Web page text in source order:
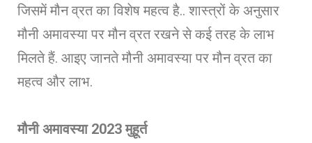
जिसमें मौन व्रत का विशेष महत्व है.. शास्त्रों के अनुसार
मौनी अमावस्या पर मौन व्रत रखने से कई तरह के लाभ
मिलते हैं. आइए जानते मौनी अमावस्या पर मौन व्रत का
महत्व और लाभ.
मौनी अमावस्या 2023 मुहूर्त